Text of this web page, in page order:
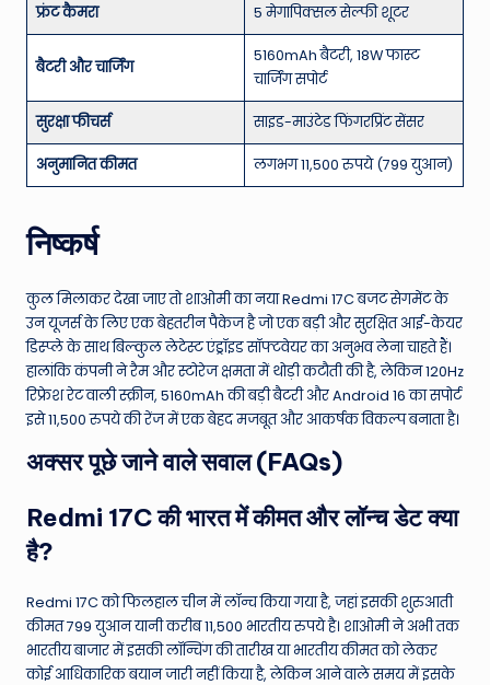
फ्रंट कैमरा 5 मेगापिक्सल सेल्फी शूटर
बैटरी और चार्जिंग
5160mAh बैटरी, 18W फास्ट
चार्जिंग सपोर्ट
सुरक्षा फीचर्स साइड-माउंटेड फिंगरप्रिंट सेंसर
अनुमानित कीमत लगभग 11,500 रुपये (799 युआन)
निष्कर्ष
कुल मिलाकर देखा जाए तो शाओमी का नया Redmi 17C बजट सेगमेंट के
उन यूजर्स के लिए एक बेहतरीन पैकेज है जो एक बड़ी और सुरक्षित आई-केयर
डिस्प्ले के साथ बिल्कुल लेटेस्ट एंड्रॉइड सॉफ्टवेयर का अनुभव लेना चाहते हैं।
हालांकि कंपनी ने रैम और स्टोरेज क्षमता में थोड़ी कटौती की है, लेकिन 120Hz
रिफ्रेश रेट वाली स्क्रीन, 5160mAh की बड़ी बैटरी और Android 16 का सपोर्ट
इसे 11,500 रुपये की रेंज में एक बेहद मजबूत और आकर्षक विकल्प बनाता है।
अक्सर पूछे जाने वाले सवाल (FAQs)
Redmi 17C की भारत में कीमत और लॉन्च डेट क्या
है?
Redmi 17C को फिलहाल चीन में लॉन्च किया गया है, जहां इसकी शुरुआती
कीमत 799 युआन यानी करीब 11,500 भारतीय रुपये है। शाओमी ने अभी तक
भारतीय बाजार में इसकी लॉन्चिंग की तारीख या भारतीय कीमत को लेकर
कोई आधिकारिक बयान जारी नहीं किया है, लेकिन आने वाले समय में इसके